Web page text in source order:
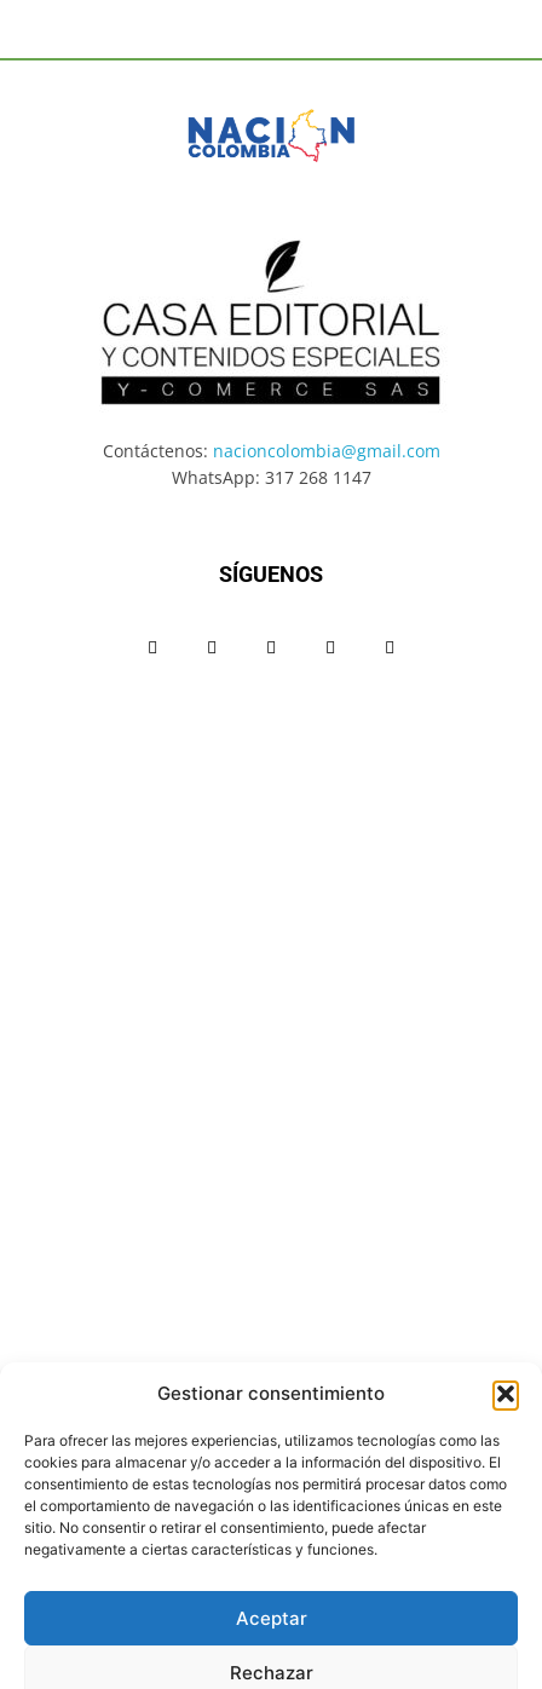
Gestionar consentimiento
Para ofrecer las mejores experiencias, utilizamos tecnologías como las
cookies para almacenar y/o acceder a la información del dispositivo. El
consentimiento de estas tecnologías nos permitirá procesar datos como
el comportamiento de navegación o las identificaciones únicas en este
sitio. No consentir o retirar el consentimiento, puede afectar
negativamente a ciertas características y funciones.
Aceptar
Rechazar
Contáctenos: nacioncolombia@gmail.com
WhatsApp: 317 268 1147
SÍGUENOS
Internacional